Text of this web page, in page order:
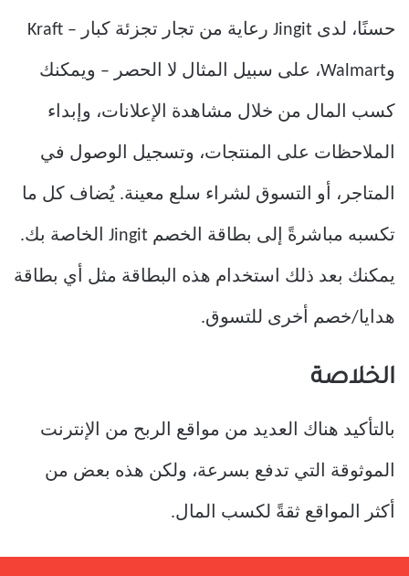
حسنًا، لدى Jingit رعاية من تجار تجزئة كبار – Kraft
وWalmart، على سبيل المثال لا الحصر – ويمكنك
كسب المال من خلال مشاهدة الإعلانات، وإبداء
الملاحظات على المنتجات، وتسجيل الوصول في
المتاجر، أو التسوق لشراء سلع معينة. يُضاف كل ما
تكسبه مباشرةً إلى بطاقة الخصم Jingit الخاصة بك.
يمكنك بعد ذلك استخدام هذه البطاقة مثل أي بطاقة
هدايا/خصم أخرى للتسوق.
الخلاصة
بالتأكيد هناك العديد من مواقع الربح من الإنترنت
الموثوقة التي تدفع بسرعة، ولكن هذه بعض من
أكثر المواقع ثقةً لكسب المال.